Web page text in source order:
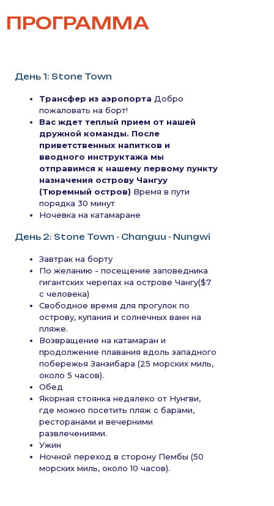
ПРОГРАММА
День 1: Stone Town
Трансфер из аэропорта Добро
пожаловать на борт!
Вас ждет теплый прием от нашей
дружной команды. После
приветственных напитков и
вводного инструктажа мы
отправимся к нашему первому пункту
назначения острову Чангуу
(Тюремный остров) Время в пути
порядка 30 минут
Ночевка на катамаране
День 2: Stone Town - Changuu - Nungwi
Завтрак на борту
По желанию - посещение заповедника
гигантских черепах на острове Чангу($7
с человека)
Свободное время для прогулок по
острову, купания и солнечных ванн на
пляже.
Возвращение на катамаран и
продолжение плавания вдоль западного
побережья Занзибара (25 морских миль,
около 5 часов).
Обед
Якорная стоянка недалеко от Нунгви,
где можно посетить пляж с барами,
ресторанами и вечерними
развлечениями.
Ужин
Ночной переход в сторону Пембы (50
морских миль, около 10 часов).